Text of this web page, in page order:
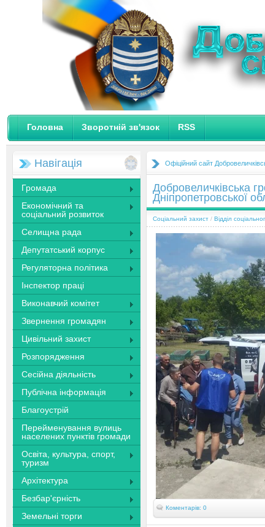
Головна Зворотній зв'язок RSS
Навігація
Громада
Економічний та
соціальний розвиток
Селищна рада
Депутатський корпус
Регуляторна політика
Інспектор праці
Виконавчий комітет
Звернення громадян
Цивільний захист
Розпорядження
Сесійна діяльність
Публічна інформація
Благоустрій
Перейменування вулиць
населених пунктів громади
Освіта, культура, спорт,
туризм
Архітектура
Безбар'єрність
Земельні торги
Офіційний сайт
Добровеличківська
Дніпропетровської
Соціальний захист / Відділ
Коментарів: 0